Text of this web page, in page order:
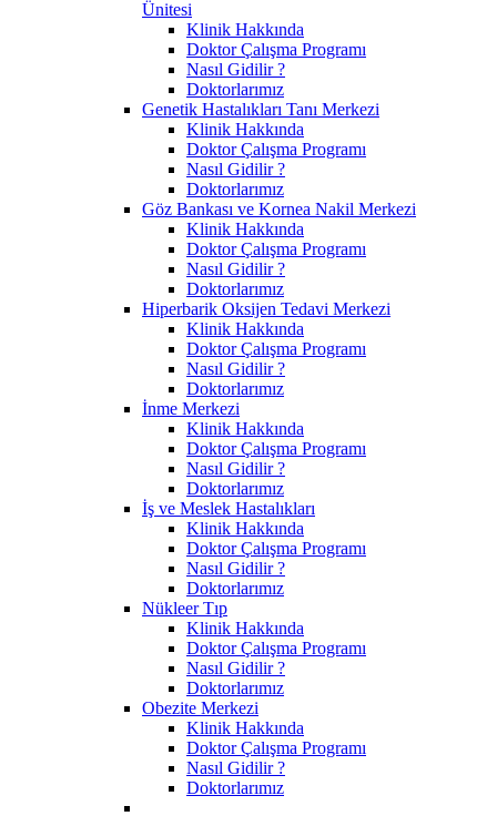
Ünitesi
Klinik Hakkında
Doktor Çalışma Programı
Nasıl Gidilir ?
Doktorlarımız
Genetik Hastalıkları Tanı Merkezi
Klinik Hakkında
Doktor Çalışma Programı
Nasıl Gidilir ?
Doktorlarımız
Göz Bankası ve Kornea Nakil Merkezi
Klinik Hakkında
Doktor Çalışma Programı
Nasıl Gidilir ?
Doktorlarımız
Hiperbarik Oksijen Tedavi Merkezi
Klinik Hakkında
Doktor Çalışma Programı
Nasıl Gidilir ?
Doktorlarımız
İnme Merkezi
Klinik Hakkında
Doktor Çalışma Programı
Nasıl Gidilir ?
Doktorlarımız
İş ve Meslek Hastalıkları
Klinik Hakkında
Doktor Çalışma Programı
Nasıl Gidilir ?
Doktorlarımız
Nükleer Tıp
Klinik Hakkında
Doktor Çalışma Programı
Nasıl Gidilir ?
Doktorlarımız
Obezite Merkezi
Klinik Hakkında
Doktor Çalışma Programı
Nasıl Gidilir ?
Doktorlarımız